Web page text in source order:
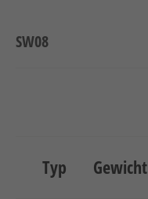
SW08
Typ Gewicht